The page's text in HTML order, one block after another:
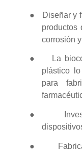
●
Diseñar y
productos
corrosión
●
La
plástico
para
●
●